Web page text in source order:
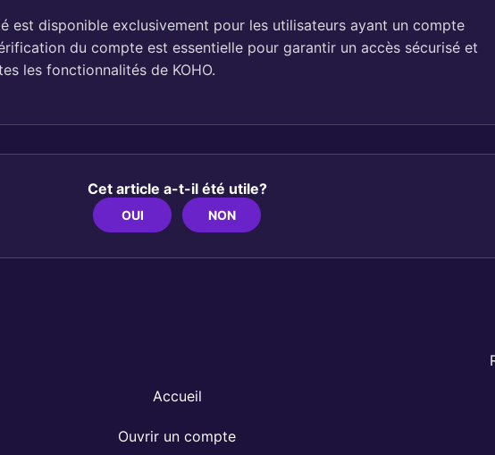
est disponible exclusivement pour les utilisateurs ayant un compte
du compte est essentielle pour garantir un accès sécurisé et
les fonctionnalités de KOHO.
Cet article a-t-il été utile?
OUI NON
Accueil
Ouvrir un compte